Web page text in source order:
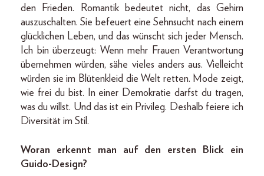
den Frieden. Romantik bedeutet nicht, das Gehirn
auszuschalten. Sie befeuert eine Sehnsucht nach einem
glücklichen Leben, und das wünscht sich jeder Mensch.
Ich bin überzeugt: Wenn mehr Frauen Verantwortung
übernehmen würden, sähe vieles anders aus. Vielleicht
würden sie im Blütenkleid die Welt retten. Mode zeigt,
wie frei du bist. In einer Demokratie darfst du tragen,
was du willst. Und das ist ein Privileg. Deshalb feiere ich
Diversität im Stil.
Woran erkennt man auf den ersten Blick ein
Guido-Design?